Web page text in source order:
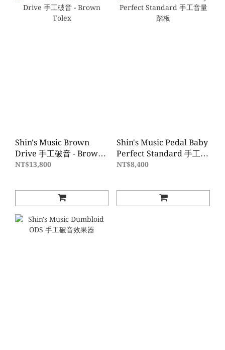
Shin's Music Brown
Drive 手工破音 - Brown
Tolex
NT$13,800
Shin's Music Pedal Baby
Perfect Standard 手工音
量踏板
NT$8,400